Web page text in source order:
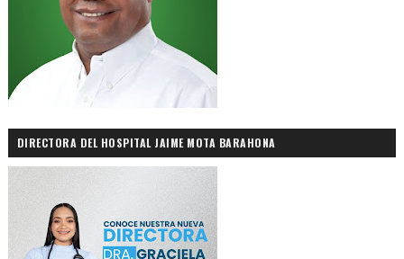
DIRECTORA DEL HOSPITAL JAIME MOTA BARAHONA